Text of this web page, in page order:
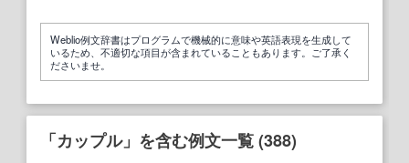
Weblio例文辞書はプログラムで機械的に意味や英語表現を生成して
いるため、不適切な項目が含まれていることもあります。ご了承く
ださいませ。
「カップル」を含む例文一覧 (388)